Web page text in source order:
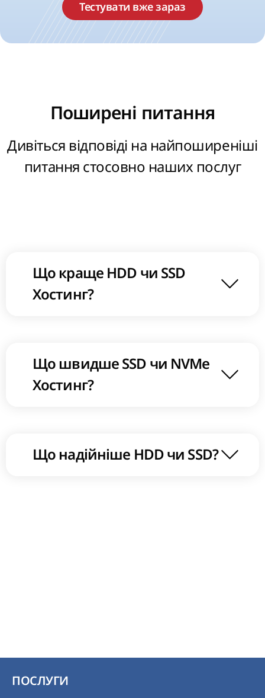
Тестувати вже зараз
Поширені питання
Дивіться відповіді на найпоширеніші
питання стосовно наших послуг
Що краще HDD чи SSD
Хостинг?
Що швидше SSD чи NVMe
Хостинг?
Що надійніше HDD чи SSD?
ПОСЛУГИ